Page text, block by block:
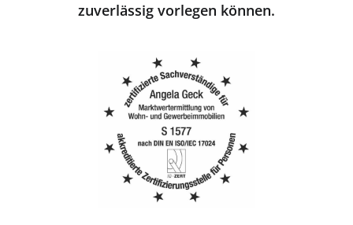
zuverlässig vorlegen können.